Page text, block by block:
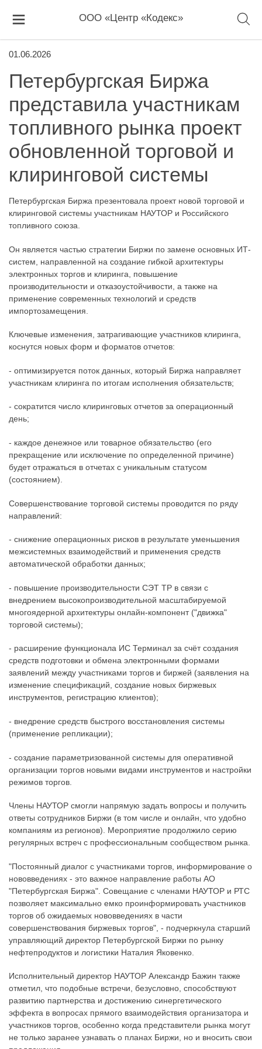
ООО «Центр «Кодекс»
01.06.2026
Петербургская Биржа
представила участникам
топливного рынка проект
обновленной торговой и
клиринговой системы
Петербургская Биржа презентовала проект новой торговой и
клиринговой системы участникам НАУТОР и Российского
топливного союза.
Он является частью стратегии Биржи по замене основных ИТ-
систем, направленной на создание гибкой архитектуры
электронных торгов и клиринга, повышение
производительности и отказоустойчивости, а также на
применение современных технологий и средств
импортозамещения.
Ключевые изменения, затрагивающие участников клиринга,
коснутся новых форм и форматов отчетов:
- оптимизируется поток данных, который Биржа направляет
участникам клиринга по итогам исполнения обязательств;
- сократится число клиринговых отчетов за операционный
день;
- каждое денежное или товарное обязательство (его
прекращение или исключение по определенной причине)
будет отражаться в отчетах с уникальным статусом
(состоянием).
Совершенствование торговой системы проводится по ряду
направлений:
- снижение операционных рисков в результате уменьшения
межсистемных взаимодействий и применения средств
автоматической обработки данных;
- повышение производительности СЭТ ТР в связи с
внедрением высокопроизводительной масштабируемой
многоядерной архитектуры онлайн-компонент ("движка"
торговой системы);
- расширение функционала ИС Терминал за счёт создания
средств подготовки и обмена электронными формами
заявлений между участниками торгов и биржей (заявления на
изменение спецификаций, создание новых биржевых
инструментов, регистрацию клиентов);
- внедрение средств быстрого восстановления системы
(применение репликации);
- создание параметризованной системы для оперативной
организации торгов новыми видами инструментов и настройки
режимов торгов.
Члены НАУТОР смогли напрямую задать вопросы и получить
ответы сотрудников Биржи (в том числе и онлайн, что удобно
компаниям из регионов). Мероприятие продолжило серию
регулярных встреч с профессиональным сообществом рынка.
"Постоянный диалог с участниками торгов, информирование о
нововведениях - это важное направление работы АО
"Петербургская Биржа". Совещание с членами НАУТОР и РТС
позволяет максимально емко проинформировать участников
торгов об ожидаемых нововведениях в части
совершенствования биржевых торгов", - подчеркнула старший
управляющий директор Петербургской Биржи по рынку
нефтепродуктов и логистики Наталия Яковенко.
Исполнительный директор НАУТОР Александр Бажин также
отметил, что подобные встречи, безусловно, способствуют
развитию партнерства и достижению синергетического
эффекта в вопросах прямого взаимодействия организатора и
участников торгов, особенно когда представители рынка могут
не только заранее узнавать о планах Биржи, но и вносить свои